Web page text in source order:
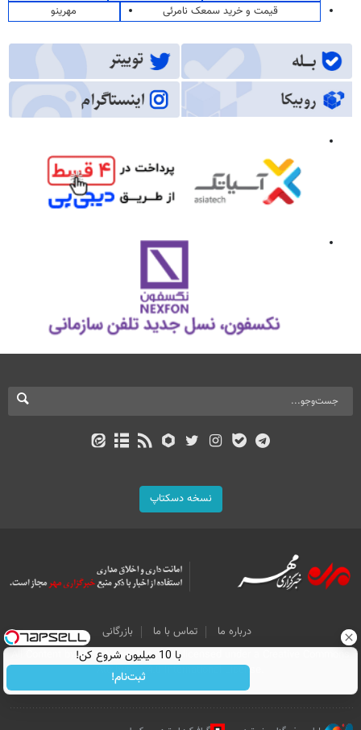
قیمت و خرید سمعک نامرئی
مهرینو
نسخه دسکتاپ
درباره ما تماس با ما
بازرگانی
All Content by Mehr News Agency is licensed under a Creative Commons
Attribution 4.0 International License.
با 10 میلیون شروع کن!
ثبت‌نام!